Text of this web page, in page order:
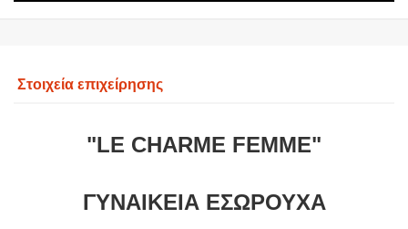
Στοιχεία επιχείρησης
"LE CHARME FEMME"
ΓΥΝΑΙΚΕΙΑ ΕΣΩΡΟΥΧΑ